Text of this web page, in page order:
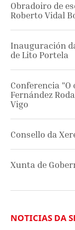
Obradoiro de
Roberto Vidal
Inauguración
de Lito Portela
Conferencia
Fernández
Vigo
Consello da
Xunta de
NOTICIAS DA